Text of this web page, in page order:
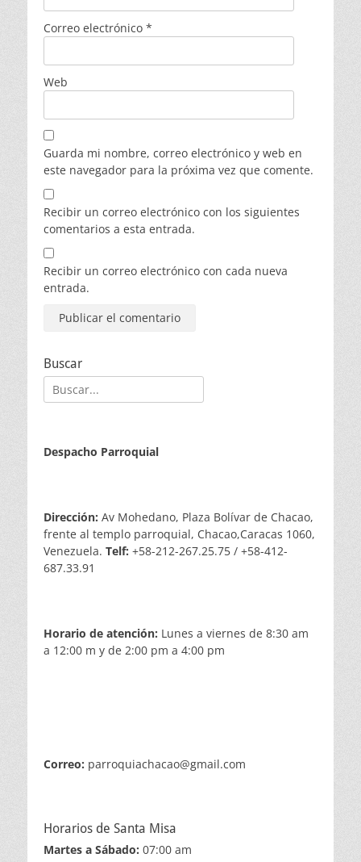
Correo electrónico *
Web
Guarda mi nombre, correo electrónico y web en
este navegador para la próxima vez que comente.
Recibir un correo electrónico con los siguientes
comentarios a esta entrada.
Recibir un correo electrónico con cada nueva
entrada.
Buscar
Buscar:
Despacho Parroquial
Dirección: Av Mohedano, Plaza Bolívar de Chacao,
frente al templo parroquial, Chacao,Caracas 1060,
Venezuela. Telf: +58-212-267.25.75 / +58-412-
687.33.91
Horario de atención: Lunes a viernes de 8:30 am
a 12:00 m y de 2:00 pm a 4:00 pm
Correo: parroquiachacao@gmail.com
Horarios de Santa Misa
Martes a Sábado: 07:00 am